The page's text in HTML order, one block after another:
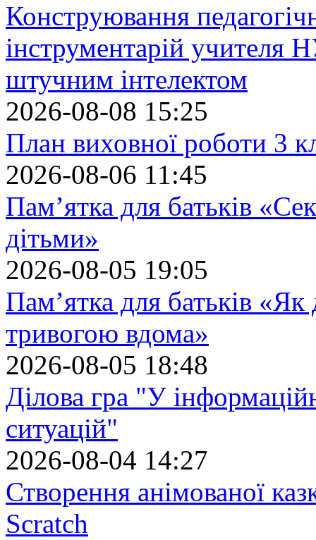
Конструювання
інструментарій учителя
штучним інтелектом
2026-08-08 15:25
План виховної роботи 3
2026-08-06 11:45
Пам’ятка для батьків
дітьми»
2026-08-05 19:05
Пам’ятка для батьків
тривогою вдома»
2026-08-05 18:48
Ділова гра "У
ситуацій"
2026-08-04 14:27
Створення анімованої
Scratch